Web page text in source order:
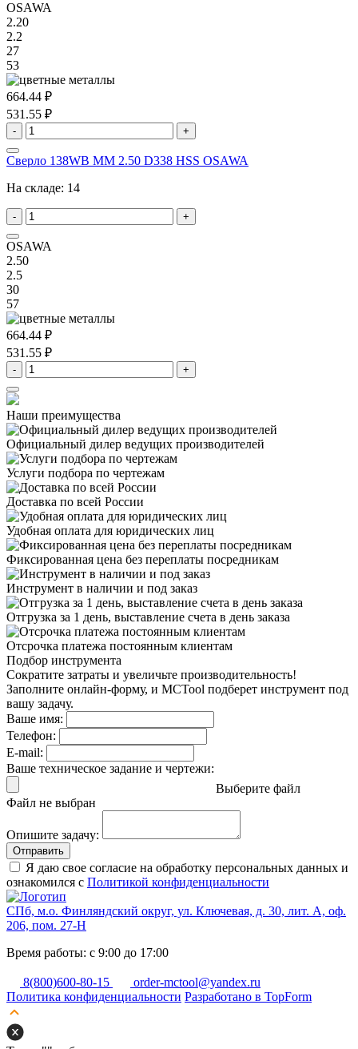
OSAWA
2.20
2.2
27
53
664.44 ₽
531.55 ₽
- +
Сверло 138WB MM 2.50 D338 HSS OSAWA
На складе: 14
- +
OSAWA
2.50
2.5
30
57
664.44 ₽
531.55 ₽
- +
Наши преимущества
Официальный дилер ведущих производителей
Услуги подбора по чертежам
Доставка по всей России
Удобная оплата для юридических лиц
Фиксированная цена без переплаты посредникам
Инструмент в наличии и под заказ
Отгрузка за 1 день, выставление счета в день заказа
Отсрочка платежа постоянным клиентам
Подбор инструмента
Сократите затраты и увеличьте производительность!
Заполните онлайн-форму, и MCTool подберет инструмент под
вашу задачу.
Ваше имя:
Телефон:
E-mail:
Ваше техническое задание и чертежи:
Выберите файл
Файл не выбран
Опишите задачу:
Отправить
Я даю свое согласие на обработку персональных данных и
ознакомился с Политикой конфиденциальности
СПб, м.о. Финляндский округ, ул. Ключевая, д. 30, лит. А, оф.
206, пом. 27-Н
Время работы: с 9:00 до 17:00
8(800)600-80-15
order-mctool@yandex.ru
Политика конфиденциальности Разработано в TopForm